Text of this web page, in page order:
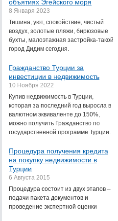
объятиях Эгейского моря
8 Января 2023
Тишина, уют, спокойствие, чистый
воздух, золотые пляжи, бирюзовые
бухты, малоэтажная застройка-такой
город Дидим сегодня.
Гражданство Турции за
инвестиции в недвижимость
10 Ноября 2022
Купив недвижимость в Турции,
которая за последний год выросла в
валютном эквиваленте до 150%,
можно получить Гражданство по
государственной программе Турции.
Процедура получения кредита
на покупку недвижимости в
Турции
6 Августа 2015
Процедура состоит из двух этапов –
подачи пакета документов и
проведение экспертной оценки